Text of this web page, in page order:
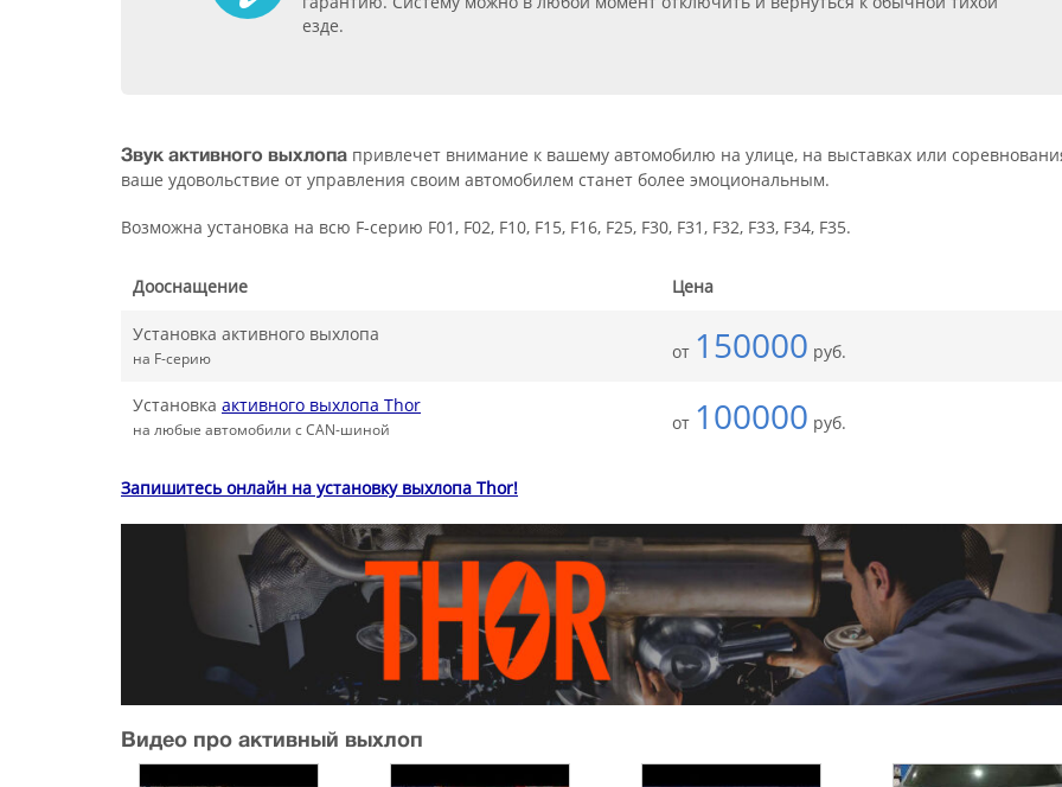
езде.
Звук активного выхлопа привлечет внимание к вашему автомобилю на улице, на выставках или
ваше удовольствие от управления своим автомобилем станет более эмоциональным.
Возможна установка на всю F-серию F01, F02, F10, F15, F16, F25, F30, F31, F32, F33, F34, F35.
Дооснащение Цена
Установка активного выхлопа
на F-серию от 150000 руб.
Установка активного выхлопа Thor
на любые автомобили с CAN-шиной от 100000 руб.
Запишитесь онлайн на установку выхлопа Thor!
Видео про активный выхлоп